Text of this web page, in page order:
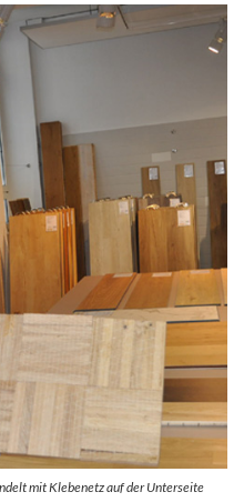
mit Klebenetz auf der Unterseite